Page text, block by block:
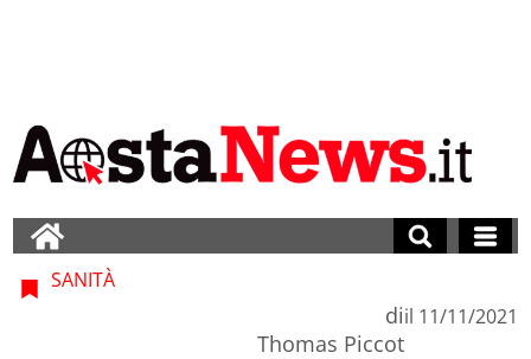
SANITÀ
di
Thomas Piccot
il 11/11/2021